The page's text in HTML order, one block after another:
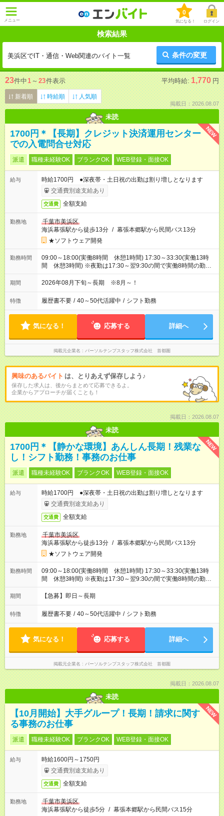
メニュー
0
気になる！ ログイン
検索結果
美浜区でIT・通信・Web関連のバイト一覧 条件の変更
23件中1 ～ 23件表示 平均時給: 1,770 円
新着順 時給順 人気順
掲載日：2026.08.07
未読
NEW
1700円＊【長期】クレジット決済運用センター
での入電問合せ対応
派遣 職種未経験OK ブランクOK WEB登録・面接OK
給与
時給1700円 ●深夜帯・土日祝の出勤は割り増しとなります
交通費別途支給あり
交通費 全額支給
勤務地
千葉市美浜区
海浜幕張駅から徒歩13分 / 幕張本郷駅から民間バス13分
★ソフトウェア開発
勤務時間
09:00～18:00(実働8時間 休憩1時間) 17:30～33:30(実働13時
間 休憩3時間) ※夜勤は17:30～翌9:30の間で実働8時間の勤務
となります※夜勤月6回
期間 2026年08月下旬～長期 ※8月～！
特徴 履歴書不要 / 40～50代活躍中 / シフト勤務
気になる！ 応募する 詳細へ
掲載元企業名 パーソルテンプスタッフ株式会社 首都圏
興味のあるバイト は、とりあえず保存しよう♪
保存した求人は、後からまとめて応募できるよ。
企業からアプローチが届くことも！
掲載日：2026.08.07
未読
NEW
1700円＊【静かな環境】あんしん長期！残業な
し！シフト勤務！事務のお仕事
派遣 職種未経験OK ブランクOK WEB登録・面接OK
給与
時給1700円 ●深夜帯・土日祝の出勤は割り増しとなります
交通費別途支給あり
交通費 全額支給
勤務地
千葉市美浜区
海浜幕張駅から徒歩13分 / 幕張本郷駅から民間バス13分
★ソフトウェア開発
勤務時間
09:00～18:00(実働8時間 休憩1時間) 17:30～33:30(実働13時
間 休憩3時間) ※夜勤は17:30～翌9:30の間で実働8時間の勤務
となります※夜勤月6回
期間 【急募】即日～長期
特徴 履歴書不要 / 40～50代活躍中 / シフト勤務
気になる！ 応募する 詳細へ
掲載元企業名 パーソルテンプスタッフ株式会社 首都圏
掲載日：2026.08.07
未読
NEW
【10月開始】大手グループ！長期！請求に関す
る事務のお仕事
派遣 職種未経験OK ブランクOK WEB登録・面接OK
給与
時給1600円～1750円
交通費別途支給あり
交通費 全額支給
勤務地
千葉市美浜区
海浜幕張駅から徒歩5分 / 幕張本郷駅から民間バス15分